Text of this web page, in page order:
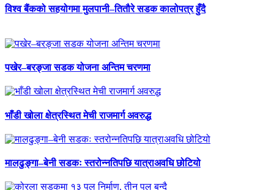
विश्व बैंकको सहयोगमा मुलपानी–तितौरे सडक कालोपत्र हुँदै
पखेर–बरङ्जा सडक योजना अन्तिम चरणमा
भाँडी खोला क्षेत्रस्थित मेची राजमार्ग अवरुद्ध
मालढुङ्गा–बेनी सडकः स्तरोन्नतिपछि यात्राअवधि छोटियो